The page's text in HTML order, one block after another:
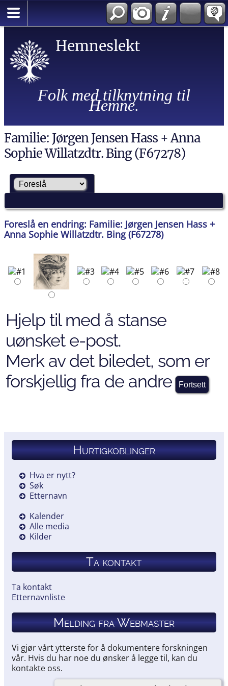
Hemneslekt
Folk med tilknytning til
Hemne.
Familie: Jørgen Jensen Hass + Anna
Sophie Willatzdtr. Bing (F67278)
Foreslå en endring: Familie: Jørgen Jensen Hass +
Anna Sophie Willatzdtr. Bing (F67278)
Hjelp til med å stanse
uønsket e-post.
Merk av det biledet, som er
forskjellig fra de andre
Hurtigkoblinger
Hva er nytt?
Søk
Etternavn
Kalender
Alle media
Kilder
Ta kontakt
Ta kontakt
Etternavnliste
Melding fra Webmaster
Vi gjør vårt ytterste for å dokumentere forskningen
vår. Hvis du har noe du ønsker å legge til, kan du
kontakte oss.